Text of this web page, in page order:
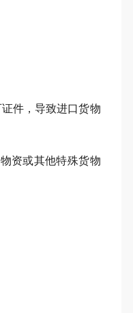
件，导致进口货物
资或其他特殊货物